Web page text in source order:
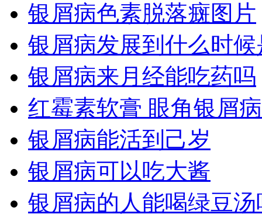
银屑病色素脱落癍图片
银屑病发展到什么时
银屑病来月经能吃药吗
红霉素软膏 眼角银屑病
银屑病能活到己岁
银屑病可以吃大酱
银屑病的人能喝绿豆汤